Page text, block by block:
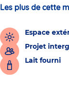
Les plus de cette
Espace
Projet
Lait fourni